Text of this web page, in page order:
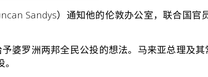
Sandys）通知他的伦敦办公室，联合国官
罗洲两邦全民公投的想法。马来亚总理及其